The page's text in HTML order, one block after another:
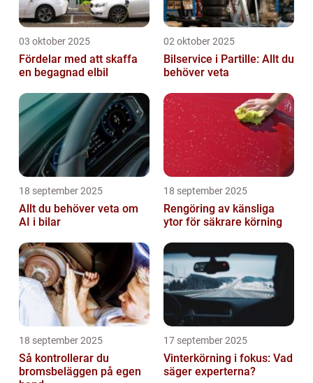
03 oktober 2025
Fördelar med att skaffa
en begagnad elbil
02 oktober 2025
Bilservice i Partille: Allt du
behöver veta
18 september 2025
Allt du behöver veta om
AI i bilar
18 september 2025
Rengöring av känsliga
ytor för säkrare körning
18 september 2025
Så kontrollerar du
bromsbeläggen på egen
17 september 2025
Vinterkörning i fokus: Vad
säger experterna?